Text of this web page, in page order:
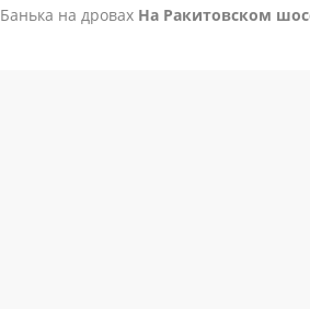
Банька на дровах На Ракитовском